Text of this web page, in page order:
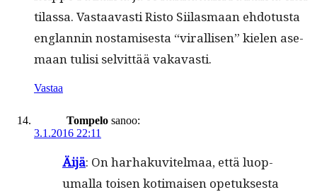
tilas­sa. Vas­taavasti Ris­to Siilas­maan ehdo­tus­ta
englan­nin nos­tamis­es­ta “viral­lisen” kie­len ase­
maan tulisi selvit­tää vakavasti.
Vastaa
Tompelo sanoo:
3.1.2016 22:11
Äijä: On harhaku­vitel­maa, että luop­
umal­la toisen koti­maisen opetuk­ses­ta